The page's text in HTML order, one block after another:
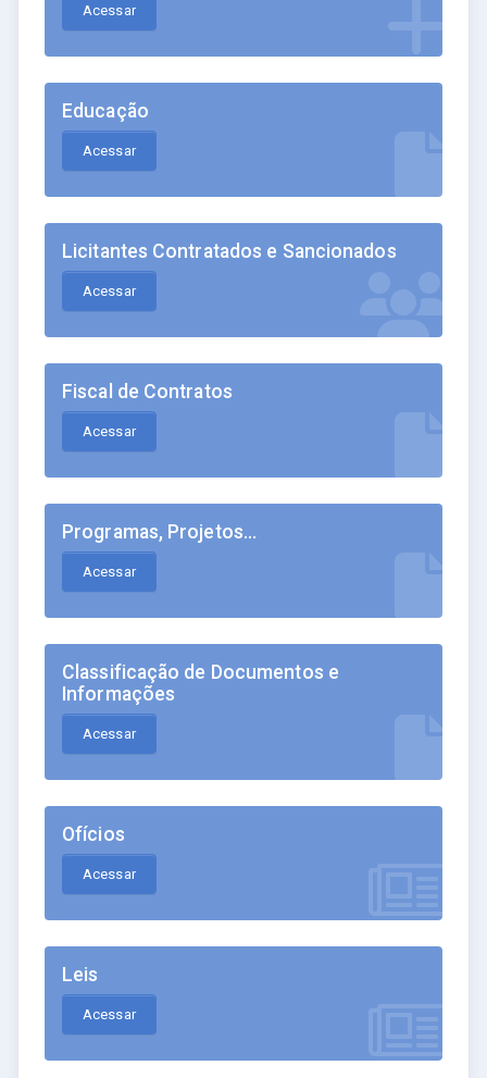
Acessar
Educação
Acessar
Licitantes Contratados e Sancionados
Acessar
Fiscal de Contratos
Acessar
Programas, Projetos...
Acessar
Classificação de Documentos e
Informações
Acessar
Ofícios
Acessar
Leis
Acessar